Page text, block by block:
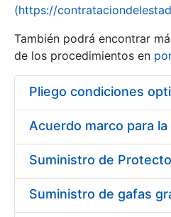
Show/Hide
(https://
También podrá encontrar
de los procedimientos en